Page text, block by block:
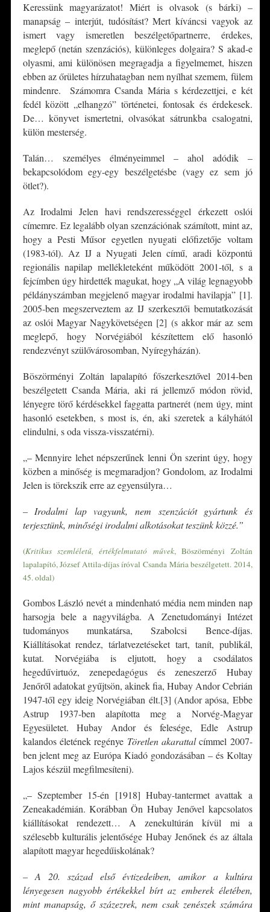
Keressünk magyarázatot! Miért is olvasok (s bárki) –
manapság – interjút, tudósítást? Mert kíváncsi vagyok az
ismert vagy ismeretlen beszélgetőpartnerre, érdekes,
meglepő (netán szenzációs), különleges dolgaira? S akad-e
olyasmi, ami különösen megragadja a figyelmemet, hiszen
ebben az őrületes hírzuhatagban nem nyílhat szemem, fülem
mindenre. Számomra Csanda Mária s kérdezettjei, e két
fedél között „elhangzó” történetei, fontosak és érdekesek.
De… könyvet ismertetni, olvasókat sátrunkba csalogatni,
külön mesterség.
Talán… személyes élményeimmel – ahol adódik –
bekapcsolódom egy-egy beszélgetésbe (vagy ez sem jó
ötlet?).
Az Irodalmi Jelen havi rendszerességgel érkezett oslói
címemre. Ez legalább olyan szenzációnak számított, mint az,
hogy a Pesti Műsor egyetlen nyugati előfizetője voltam
(1983-tól). Az IJ a Nyugati Jelen című, aradi központú
regionális napilap mellékleteként működött 2001-től, s a
fejcímben úgy hirdették magukat, hogy „A világ legnagyobb
példányszámban megjelenő magyar irodalmi havilapja” [1].
2005-ben megszerveztem az IJ szerkesztői bemutatkozását
az oslói Magyar Nagykövetségen [2] (s akkor már az sem
meglepő, hogy Norvégiából készítettem elő hasonló
rendezvényt szülővárosomban, Nyíregyházán).
Böszörményi Zoltán lapalapító főszerkesztővel 2014-ben
beszélgetett Csanda Mária, aki rá jellemző módon rövid,
lényegre törő kérdésekkel faggatta partnerét (nem úgy, mint
hasonló esetekben, s most is, én, aki szeretek a kályhától
elindulni, s oda vissza-visszatérni).
„– Mennyire lehet népszerűnek lenni Ön szerint úgy, hogy
közben a minőség is megmaradjon? Gondolom, az Irodalmi
Jelen is törekszik erre az egyensúlyra…
–Irodalmi lap vagyunk, nem szenzációt gyártunk és
terjesztünk, minőségi irodalmi alkotásokat teszünk közzé.”
(Kritikus szemléletű, értékfelmutató művek, Böszörményi Zoltán
lapalapító, József Attila-díjas íróval Csanda Mária beszélgetett. 2014,
45. oldal)
Gombos László nevét a mindenható média nem minden nap
harsogja bele a nagyvilágba. A Zenetudományi Intézet
tudományos munkatársa, Szabolcsi Bence-díjas.
Kiállításokat rendez, tárlatvezetéseket tart, tanít, publikál,
kutat. Norvégiába is eljutott, hogy a csodálatos
hegedűvirtuóz, zenepedagógus és zeneszerző Hubay
Jenőről adatokat gyűjtsön, akinek fia, Hubay Andor Cebrián
1947-től egy ideig Norvégiában élt.[3] (Andor apósa, Ebbe
Astrup 1937-ben alapította meg a Norvég-Magyar
Egyesületet. Hubay Andor és felesége, Edle Astrup
kalandos életének regénye Töretlen akarattalcímmel 2007-
ben jelent meg az Európa Kiadó gondozásában – és Koltay
Lajos készül megfilmesíteni).
„– Szeptember 15-én [1918] Hubay-tantermet avattak a
Zeneakadémián. Korábban Ön Hubay Jenővel kapcsolatos
kiállításokat rendezett… A zenekultúrán kívül mi a
szélesebb kulturális jelentősége Hubay Jenőnek és az általa
alapított magyar hegedűiskolának?
–A 20. század első évtizedeiben, amikor a kultúra
lényegesen nagyobb értékekkel bírt az emberek életében,
mint manapság, ő százezrek, nem csak zenészek számára